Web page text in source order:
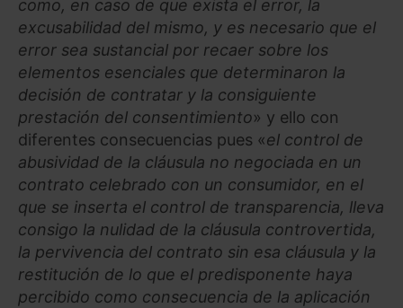
como, en caso de que exista el error, la
excusabilidad del mismo, y es necesario que el
error sea sustancial por recaer sobre los
elementos esenciales que determinaron la
decisión de contratar y la consiguiente
prestación del consentimiento» y ello con
diferentes consecuencias pues «el control de
abusividad de la cláusula no negociada en un
contrato celebrado con un consumidor, en el
que se inserta el control de transparencia, lleva
consigo la nulidad de la cláusula controvertida,
la pervivencia del contrato sin esa cláusula y la
restitución de lo que el predisponente haya
percibido como consecuencia de la aplicación